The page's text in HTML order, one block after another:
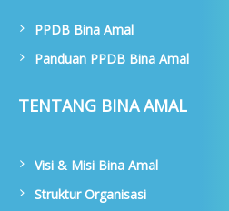
PPDB Bina Amal
Panduan PPDB Bina Amal
TENTANG BINA AMAL
Visi & Misi Bina Amal
Struktur Organisasi